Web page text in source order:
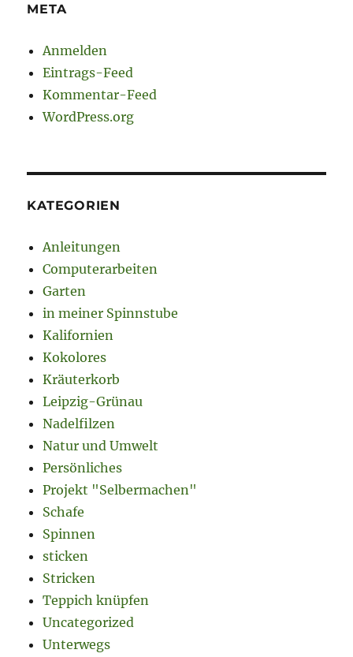
META
Anmelden
Eintrags-Feed
Kommentar-Feed
WordPress.org
KATEGORIEN
Anleitungen
Computerarbeiten
Garten
in meiner Spinnstube
Kalifornien
Kokolores
Kräuterkorb
Leipzig-Grünau
Nadelfilzen
Natur und Umwelt
Persönliches
Projekt "Selbermachen"
Schafe
Spinnen
sticken
Stricken
Teppich knüpfen
Uncategorized
Unterwegs